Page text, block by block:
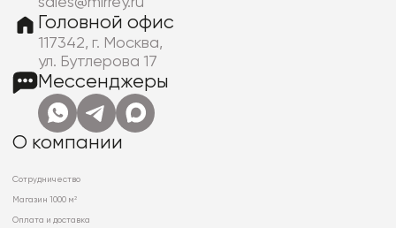
Головной офис
117342, г. Москва,
ул. Бутлерова 17
Мессенджеры
О компании
Сотрудничество
Магазин 1000 м²
Оплата и доставка